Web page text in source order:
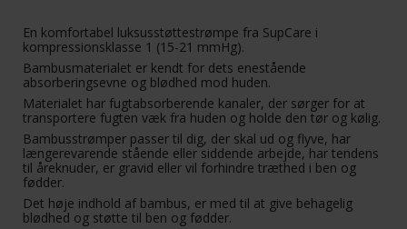
En komfortabel luksusstøttestrømpe fra SupCare i
kompressionsklasse 1 (15-21 mmHg).
Bambusmaterialet er kendt for dets enestående
absorberingsevne og blødhed mod huden.
Materialet har fugtabsorberende kanaler, der sørger for at
transportere fugten væk fra huden og holde den tør og kølig.
Bambusstrømper passer til dig, der skal ud og flyve, har
længerevarende stående eller siddende arbejde, har tendens
til åreknuder, er gravid eller vil forhindre træthed i ben og
fødder.
Det høje indhold af bambus, er med til at give behagelig
blødhed og støtte til ben og fødder.